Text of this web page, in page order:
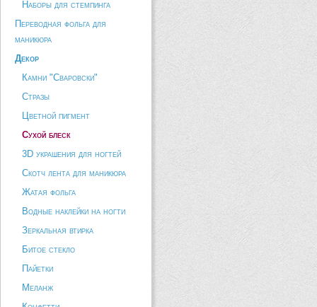
Наборы для стемпинга
Переводная фольга для
маникюра
Декор
Камни "Сваровски"
Стразы
Цветной пигмент
Сухой блеск
3D украшения для ногтей
Скотч лента для маникюра
Жатая фольга
Водные наклейки на ногти
Зеркальная втирка
Битое стекло
Пайетки
Меланж